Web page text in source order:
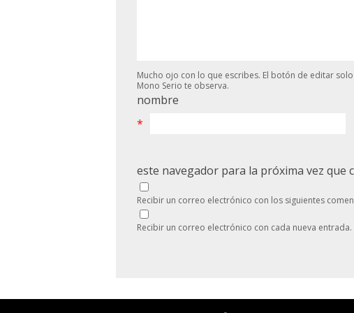
Mucho ojo con lo que escribes. El botón de editar
Mono Serio te observa.
nombre
*
este navegador para la próxima vez que
Recibir un correo electrónico con los siguientes
Recibir un correo electrónico con cada nueva entrada.